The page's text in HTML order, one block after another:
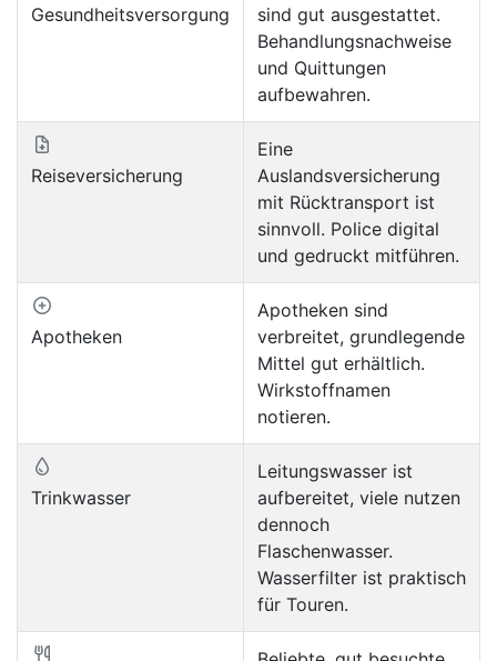
Gesundheitsversorgung
sind gut ausgestattet.
Behandlungsnachweise
und Quittungen
aufbewahren.
Reiseversicherung
Eine
Auslandsversicherung
mit Rücktransport ist
sinnvoll. Police digital
und gedruckt mitführen.
Apotheken
Apotheken sind
verbreitet, grundlegende
Mittel gut erhältlich.
Wirkstoffnamen
notieren.
Trinkwasser
Leitungswasser ist
aufbereitet, viele nutzen
dennoch
Flaschenwasser.
Wasserfilter ist praktisch
für Touren.